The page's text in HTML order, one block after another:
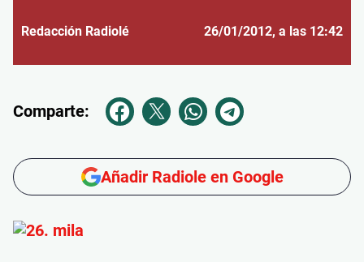
Redacción Radiolé 26/01/2012, a las 12:42
Comparte:
Añadir Radiole en Google